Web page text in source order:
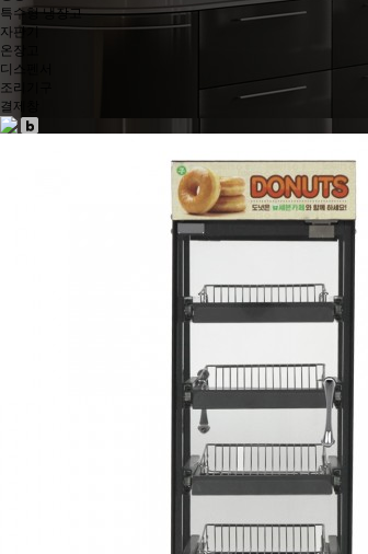
특수형 냉장고
자판기
온장고
디스펜서
조리기구
결제창